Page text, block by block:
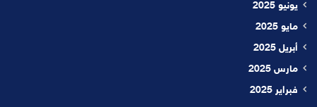
يونيو 2025
مايو 2025
أبريل 2025
مارس 2025
فبراير 2025